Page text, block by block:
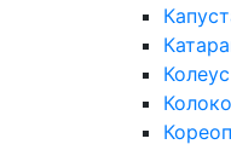
Колеус